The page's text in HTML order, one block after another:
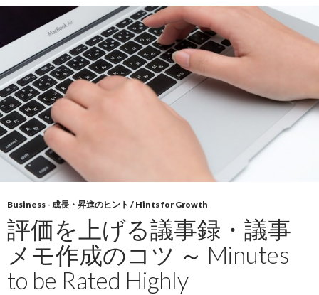
Business - 成長・昇進のヒント / Hints for Growth
評価を上げる議事録・議事
メモ作成のコツ ～ Minutes
to be Rated Highly